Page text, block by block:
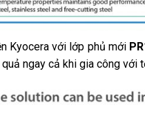
Kyocera với lớp phủ mới
ngay cả khi gia công với